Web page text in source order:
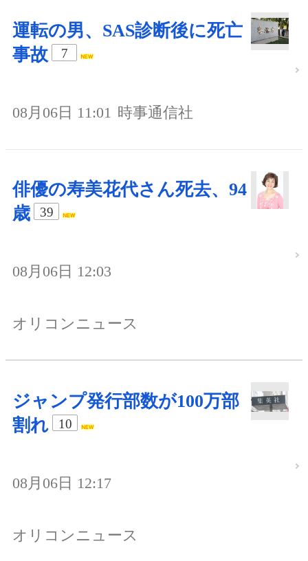
運転の男、SAS診断後に死亡
事故
7
08月06日 11:01 時事通信社
俳優の寿美花代さん死去、94
歳
39
08月06日 12:03
オリコンニュース
ジャンプ発行部数が100万部
割れ
10
08月06日 12:17
オリコンニュース